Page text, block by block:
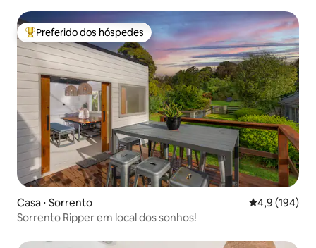
Entre os melhores preferidos dos hóspedes
Preferido dos hóspedes
Casa ⋅ Sorrento 4,9 de uma
4,9 (194)
Sorrento Ripper em local dos sonhos!